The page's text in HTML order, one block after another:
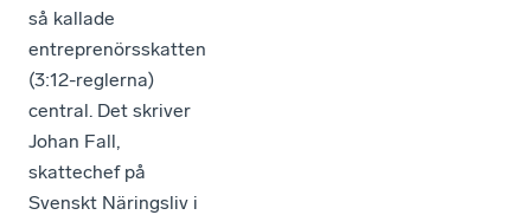
så kallade
entreprenörsskatten
(3:12-reglerna)
central. Det skriver
Johan Fall,
skattechef på
Svenskt Näringsliv i